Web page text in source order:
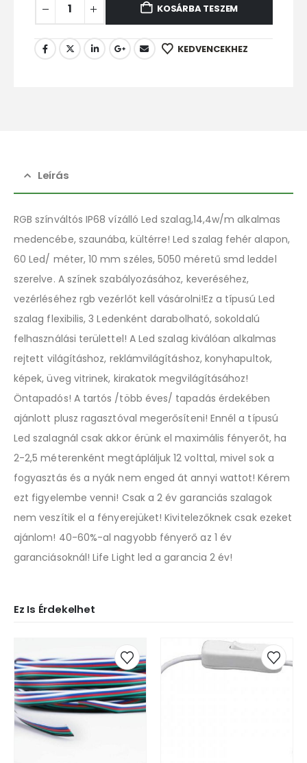
KOSÁRBA TESZEM
KEDVENCEKHEZ
Leírás
RGB színváltós IP68 vízálló Led szalag,14,4w/m alkalmas
medencébe, szaunába, kültérre! Led szalag fehér alapon,
60 Led/ méter, 10 mm széles, 5050 méretű smd leddel
szerelve. A színek szabályozásához, keveréséhez,
vezérléséhez rgb vezérlőt kell vásárolni!Ez a típusú Led
szalag flexibilis, 3 Ledenként darabolható, sokoldalú
felhasználási területtel! A Led szalag kiválóan alkalmas
rejtett világításhoz, reklámvilágításhoz, konyhapultok,
képek, üveg vitrinek, kirakatok megvilágításához!
Öntapadós! A tartós /több éves/ tapadás érdekében
ajánlott plusz ragasztóval megerősíteni! Ennél a típusú
Led szalagnál csak akkor érünk el maximális fényerőt, ha
2-2,5 méterenként megtápláljuk 12 volttal, mivel sok a
fogyasztás és a nyák nem enged át annyi wattot! Kérem
ezt figyelembe venni! Csak a 2 év garanciás szalagok
nem veszítik el a fényerejüket! Kivitelezőknek csak ezeket
ajánlom! 40-60%-al nagyobb fényerő az 1 év
garanciásoknál! Life Light led a garancia 2 év!
Ez Is Érdekelhet